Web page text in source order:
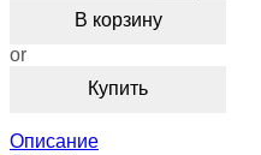
В корзину
or
Купить
Описание